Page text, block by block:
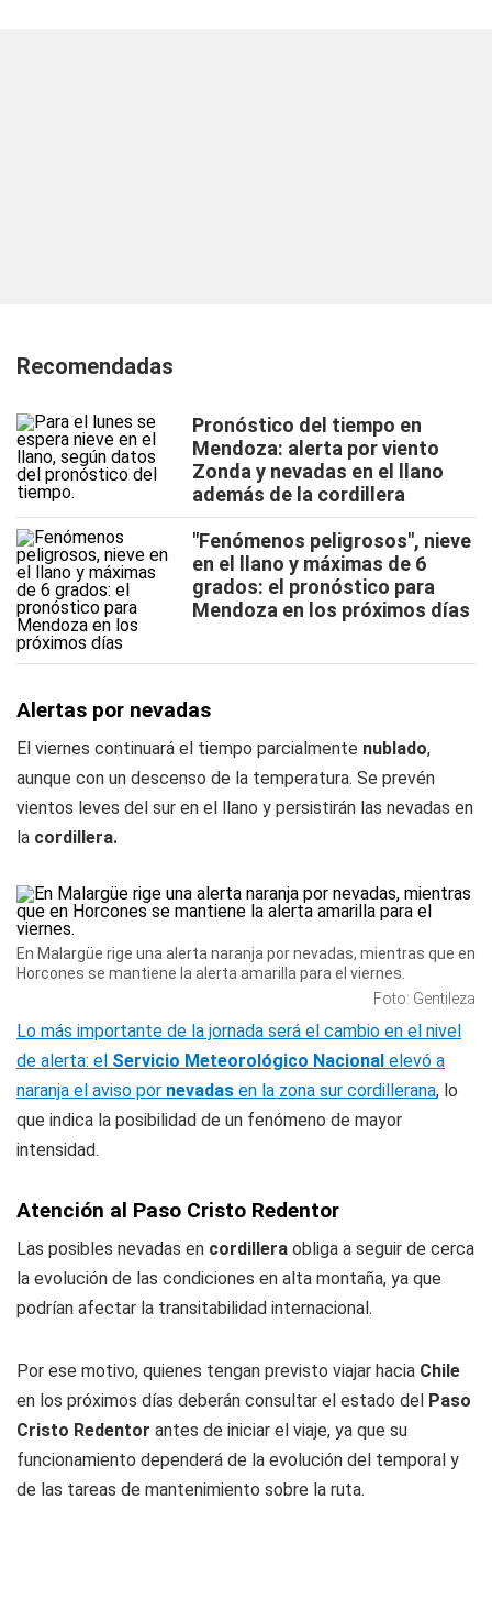
Recomendadas
Pronóstico del tiempo en
Mendoza: alerta por viento
Zonda y nevadas en el llano
además de la cordillera
"Fenómenos peligrosos", nieve
en el llano y máximas de 6
grados: el pronóstico para
Mendoza en los próximos días
Alertas por nevadas
El viernes continuará el tiempo parcialmente nublado,
aunque con un descenso de la temperatura. Se prevén
vientos leves del sur en el llano y persistirán las nevadas en
la cordillera.
En Malargüe rige una alerta naranja por nevadas, mientras que en
Horcones se mantiene la alerta amarilla para el viernes.
Foto: Gentileza
Lo más importante de la jornada será el cambio en el nivel
de alerta: el Servicio Meteorológico Nacional elevó a
naranja el aviso por nevadas en la zona sur cordillerana, lo
que indica la posibilidad de un fenómeno de mayor
intensidad.
Atención al Paso Cristo Redentor
Las posibles nevadas en cordillera obliga a seguir de cerca
la evolución de las condiciones en alta montaña, ya que
podrían afectar la transitabilidad internacional.
Por ese motivo, quienes tengan previsto viajar hacia Chile
en los próximos días deberán consultar el estado del Paso
Cristo Redentor antes de iniciar el viaje, ya que su
funcionamiento dependerá de la evolución del temporal y
de las tareas de mantenimiento sobre la ruta.